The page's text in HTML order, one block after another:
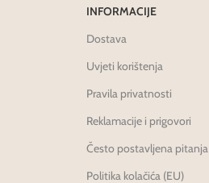
INFORMACIJE
Dostava
Uvjeti korištenja
Pravila privatnosti
Reklamacije i prigovori
Često postavljena pitanja
Politika kolačića (EU)